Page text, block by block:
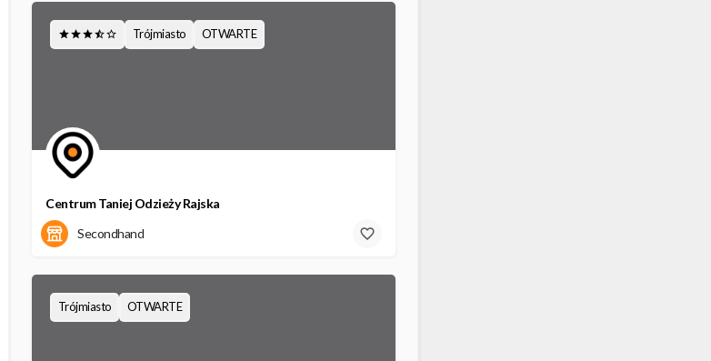
Centrum Taniej Odzieży Rajska
Rajska 10
Trójmiasto OTWARTE
Secondhand
Trójmiasto OTWARTE